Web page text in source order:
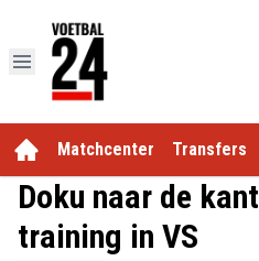
Matchcenter Transfers
Doku naar de
training in VS